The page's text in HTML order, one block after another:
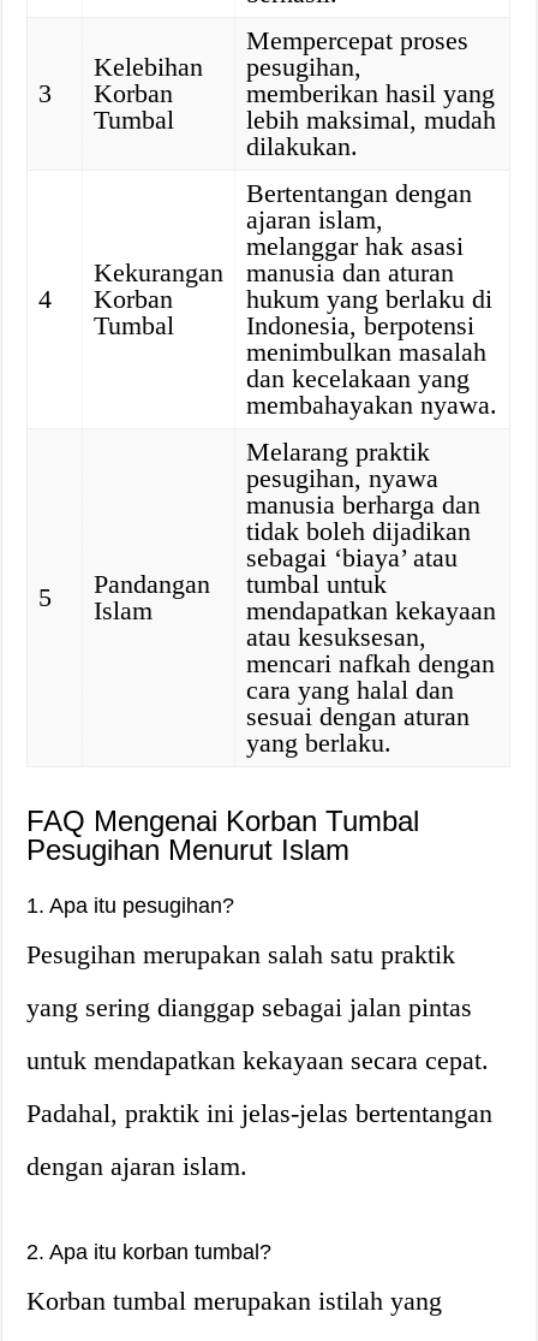
3
Kelebihan
Korban
Tumbal
Mempercepat proses
pesugihan,
memberikan hasil yang
lebih maksimal, mudah
dilakukan.
4
Kekurangan
Korban
Tumbal
Bertentangan dengan
ajaran islam,
melanggar hak asasi
manusia dan aturan
hukum yang berlaku di
Indonesia, berpotensi
menimbulkan masalah
dan kecelakaan yang
membahayakan nyawa.
5
Pandangan
Islam
Melarang praktik
pesugihan, nyawa
manusia berharga dan
tidak boleh dijadikan
sebagai ‘biaya’ atau
tumbal untuk
mendapatkan kekayaan
atau kesuksesan,
mencari nafkah dengan
cara yang halal dan
sesuai dengan aturan
yang berlaku.
FAQ Mengenai Korban Tumbal
Pesugihan Menurut Islam
1. Apa itu pesugihan?
Pesugihan merupakan salah satu praktik
yang sering dianggap sebagai jalan pintas
untuk mendapatkan kekayaan secara cepat.
Padahal, praktik ini jelas-jelas bertentangan
dengan ajaran islam.
2. Apa itu korban tumbal?
Korban tumbal merupakan istilah yang